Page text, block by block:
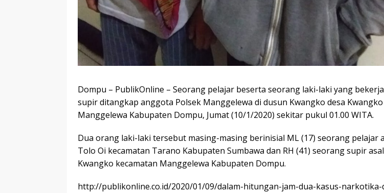
Dompu – PublikOnline – Seorang pelajar beserta seorang laki-laki yang
supir ditangkap anggota Polsek Manggelewa di dusun Kwangko desa
Manggelewa Kabupaten Dompu, Jumat (10/1/2020) sekitar pukul 01.00 WITA.
Dua orang laki-laki tersebut masing-masing berinisial ML (17) seorang pelajar
Tolo Oi kecamatan Tarano Kabupaten Sumbawa dan RH (41) seorang supir
Kwangko kecamatan Manggelewa Kabupaten Dompu.
http://publikonline.co.id/2020/01/09/dalam-hitungan-jam-dua-kasus-